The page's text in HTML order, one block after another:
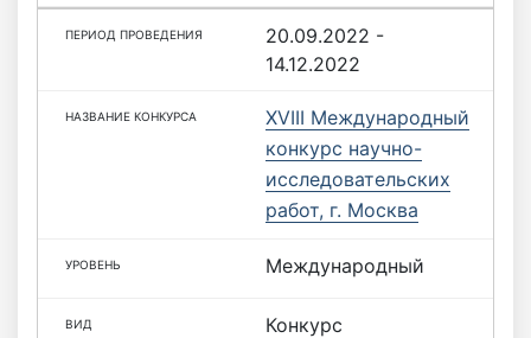
20.09.2022 -
14.12.2022
XVIII Международный
конкурс научно-
исследовательских
работ, г. Москва
Международный
Конкурс